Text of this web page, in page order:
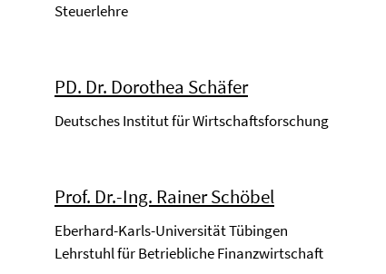
Steuerlehre
PD. Dr. Dorothea Schäfer
Deutsches Institut für Wirtschaftsforschung
Prof. Dr.-Ing. Rainer Schöbel
Eberhard-Karls-Universität Tübingen
Lehrstuhl für Betriebliche Finanzwirtschaft